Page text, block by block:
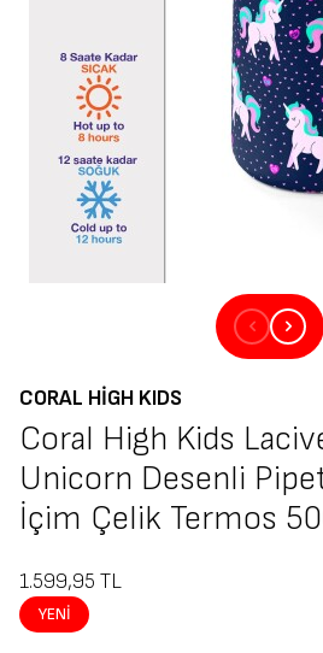
CORAL HIGH KIDS
Coral High Kids
Unicorn Desenli
İçim Çelik Termos
1.599,95 TL
YENI